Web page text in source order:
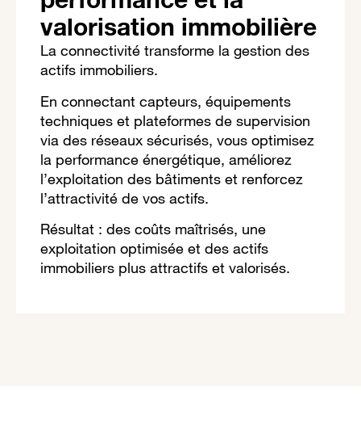
valorisation immobilière
La connectivité transforme la gestion des
actifs immobiliers.
En connectant capteurs, équipements
techniques et plateformes de supervision
via des réseaux sécurisés, vous optimisez
la performance énergétique, améliorez
l’exploitation des bâtiments et renforcez
l’attractivité de vos actifs.
Résultat : des coûts maîtrisés, une
exploitation optimisée et des actifs
immobiliers plus attractifs et valorisés.